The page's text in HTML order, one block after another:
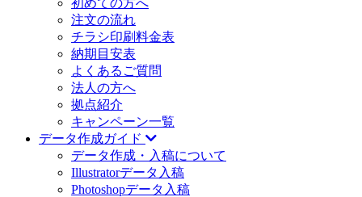
初めての方へ
注文の流れ
チラシ印刷料金表
納期目安表
よくあるご質問
法人の方へ
拠点紹介
キャンペーン一覧
データ作成ガイド
データ作成・入稿について
Illustratorデータ入稿
Photoshopデータ入稿